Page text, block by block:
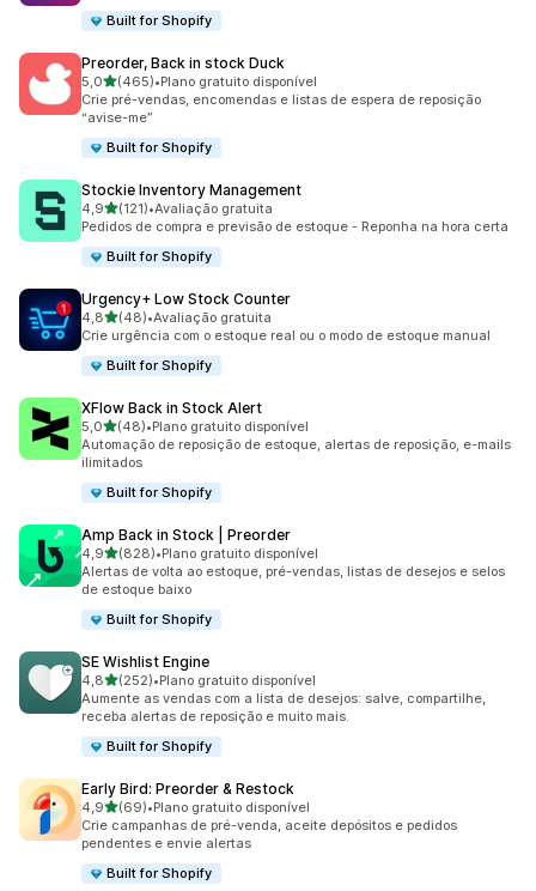
Built for Shopify
Preorder, Back in stock Duck
5,0de 5 estrelas
(465)
465 avaliações ao todo
•Plano gratuito disponível
Crie pré-vendas, encomendas e listas de espera de reposição
“avise-me”
Built for Shopify
Stockie Inventory Management
4,9de 5 estrelas
(121)
121 avaliações ao todo
•Avaliação gratuita
Pedidos de compra e previsão de estoque - Reponha na hora certa
Built for Shopify
Urgency+ Low Stock Counter
4,8de 5 estrelas
(48)
48 avaliações ao todo
•Avaliação gratuita
Crie urgência com o estoque real ou o modo de estoque manual
Built for Shopify
XFlow Back in Stock Alert
5,0de 5 estrelas
(48)
48 avaliações ao todo
•Plano gratuito disponível
Automação de reposição de estoque, alertas de reposição, e-mails
ilimitados
Built for Shopify
Amp Back in Stock | Preorder
4,9de 5 estrelas
(828)
828 avaliações ao todo
•Plano gratuito disponível
Alertas de volta ao estoque, pré-vendas, listas de desejos e selos
de estoque baixo
Built for Shopify
SE Wishlist Engine
4,8de 5 estrelas
(252)
252 avaliações ao todo
•Plano gratuito disponível
Aumente as vendas com a lista de desejos: salve, compartilhe,
receba alertas de reposição e muito mais.
Built for Shopify
Early Bird: Preorder & Restock
4,9de 5 estrelas
(69)
69 avaliações ao todo
•Plano gratuito disponível
Crie campanhas de pré-venda, aceite depósitos e pedidos
pendentes e envie alertas
Built for Shopify